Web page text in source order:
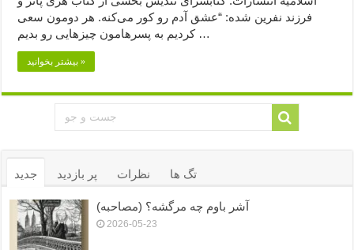
فرزند نفرین شده: “عشق آدم رو کور می‌کنه. هر دومون سعی
کردیم به پسرهامون چیزهایی رو بدیم …
بیشتر بخوانید »
جدید پر بازدید نظرات تگ ها
آشر باوم چه مرگشه؟ (مصاحبه)
2026-05-23